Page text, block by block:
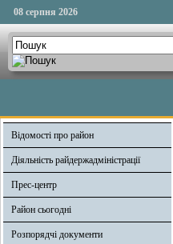
08 серпня 2026
Відомості про район
Діяльність райдержадміністрації
Прес-центр
Район сьогодні
Розпорядчі документи